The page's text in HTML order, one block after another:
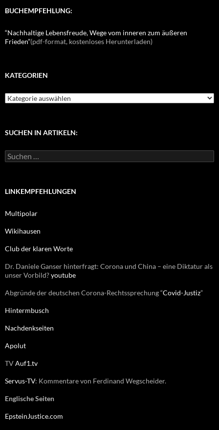
BUCHEMPFEHLUNG:
“Nachhaltige Lebensfreude, Wege vom inneren zum äußeren
Frieden”(pdf-format, kostenloses Herunterladen)
KATEGORIEN
K
g
r
SUCHEN IN ARTIKELN:
S
u
e
a
h
LINKEMPFEHLUNGEN
Multipolar
Wikihausen
Club der klaren Worte
Dr. Daniele Ganser hinterfragt: Corona und China – eine Diktatur als
unser Vorbild?youtube
Abgründe der deutschen Corona-Rechtssprechung “Covid-Justiz”
Hintermbusch
Nachdenkseiten
Apolut
TVAuf1.tv
Servus-TV: Kommentare von Ferdinand Wegscheider.
Englische Seiten
EpsteinJustice.com